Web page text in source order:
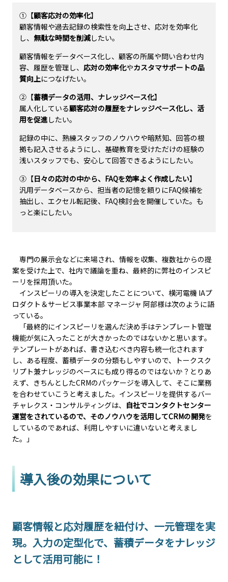
①【顧客応対の効率化】
顧客情報や過去記録の検索性を向上させ、応対を効率化
し、 無駄な時間を削減したい。
顧客情報をデータベース化し、顧客の所属や問い合わせ内
容、履歴を管理し、 応対の効率化やカスタマサポートの品
質向上につなげたい。
②【蓄積データの活用、ナレッジベース化】
属人化している顧客応対の履歴をナレッジベース化し、活
用を促進 したい。
記録の中に、熟練スタッフのノウハウや暗黙知、回答の根
拠も記入させるようにし、基礎教育を受けただけの経験の
浅いスタッフでも、安心して回答できるようにしたい。
③【日々の応対の中から、FAQを効率よく作成したい】
汎用データベースから、担当者の記憶を頼りにFAQ候補を
抽出し、エクセル転記後、FAQ検討会を開催していた。も
っと楽にしたい。
専門の展示会などに来場され、情報を収集、複数社からの提
案を受けた上で、社内で議論を重ね、最終的に弊社のインスピ
ーリを採用頂いた。
インスピーリの導入を決定したことについて、横河電機 IAプ
ロダクト＆サービス事業本部 マネージャ 阿部様は次のように語
っている。
「最終的にインスピーリを選んだ決め手はテンプレート管理
機能が気に入ったことが大きかったのではないかと思います。
テンプレートがあれば、書き込むべき内容も統一化されます
し、ある程度、蓄積データの分類もしやすいので、トークスク
リプト兼ナレッジのベースにも成り得るのではないか？とりあ
えず、きちんとしたCRMのパッケージを導入して、そこに業務
を合わせていこうと考えました。インスピーリを提供するバー
チャレクス・コンサルティングは、 自社でコンタクトセンター
運営をされているので、そのノウハウを活用してCRMの開発を
しているのであれば、利用しやすいに違いないと考えまし
た。」
導入後の効果について
顧客情報と応対履歴を紐付け、一元管理を実
現。入力の定型化で、蓄積データをナレッジ
として活用可能に！